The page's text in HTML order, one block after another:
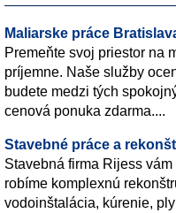
Maliarske práce
Premeňte svoj priestor na
príjemne. Naše služby
budete medzi tých
cenová ponuka zdarma....
Stavebné práce a
Stavebná firma Rijess
robíme komplexnú
vodoinštalácia, kúrenie,